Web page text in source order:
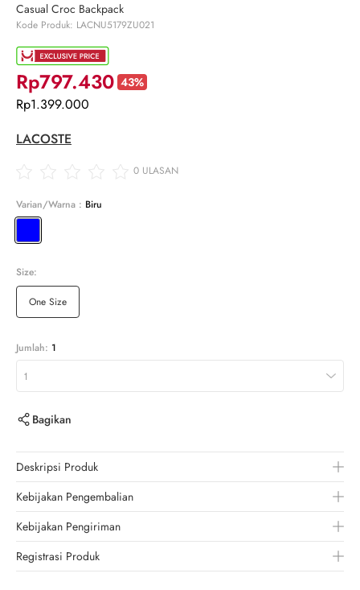
Casual Croc Backpack
Kode Produk: LACNU5179ZU021
Rp797.430 43%
Rp1.399.000
LACOSTE
0 ULASAN
Varian/Warna : Biru
Size:
One Size
Jumlah: 1
1
Bagikan
Deskripsi Produk
Kebijakan Pengembalian
Kebijakan Pengiriman
Registrasi Produk